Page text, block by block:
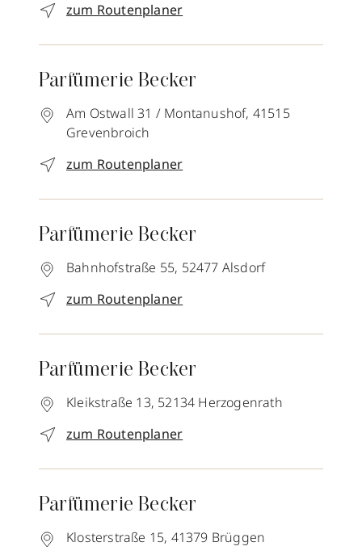
zum Routenplaner
Parfümerie Becker
Am Ostwall 31 / Montanushof, 41515
Grevenbroich
zum Routenplaner
Parfümerie Becker
Bahnhofstraße 55, 52477 Alsdorf
zum Routenplaner
Parfümerie Becker
Kleikstraße 13, 52134 Herzogenrath
zum Routenplaner
Parfümerie Becker
Klosterstraße 15, 41379 Brüggen